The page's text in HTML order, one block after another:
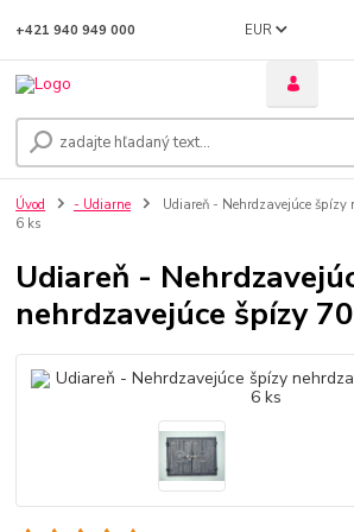
EUR
+421 940 949 000
Úvod - Udiarne
Udiareň - Nehrdzavejúce
6 ks
Udiareň -
nehrdzavejúce špízy